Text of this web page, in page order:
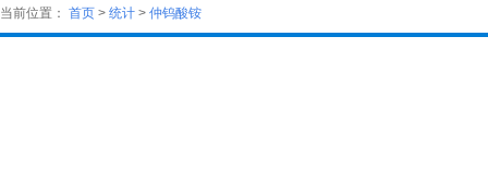
当前位置： 首页 > 统计 > 仲钨酸铵